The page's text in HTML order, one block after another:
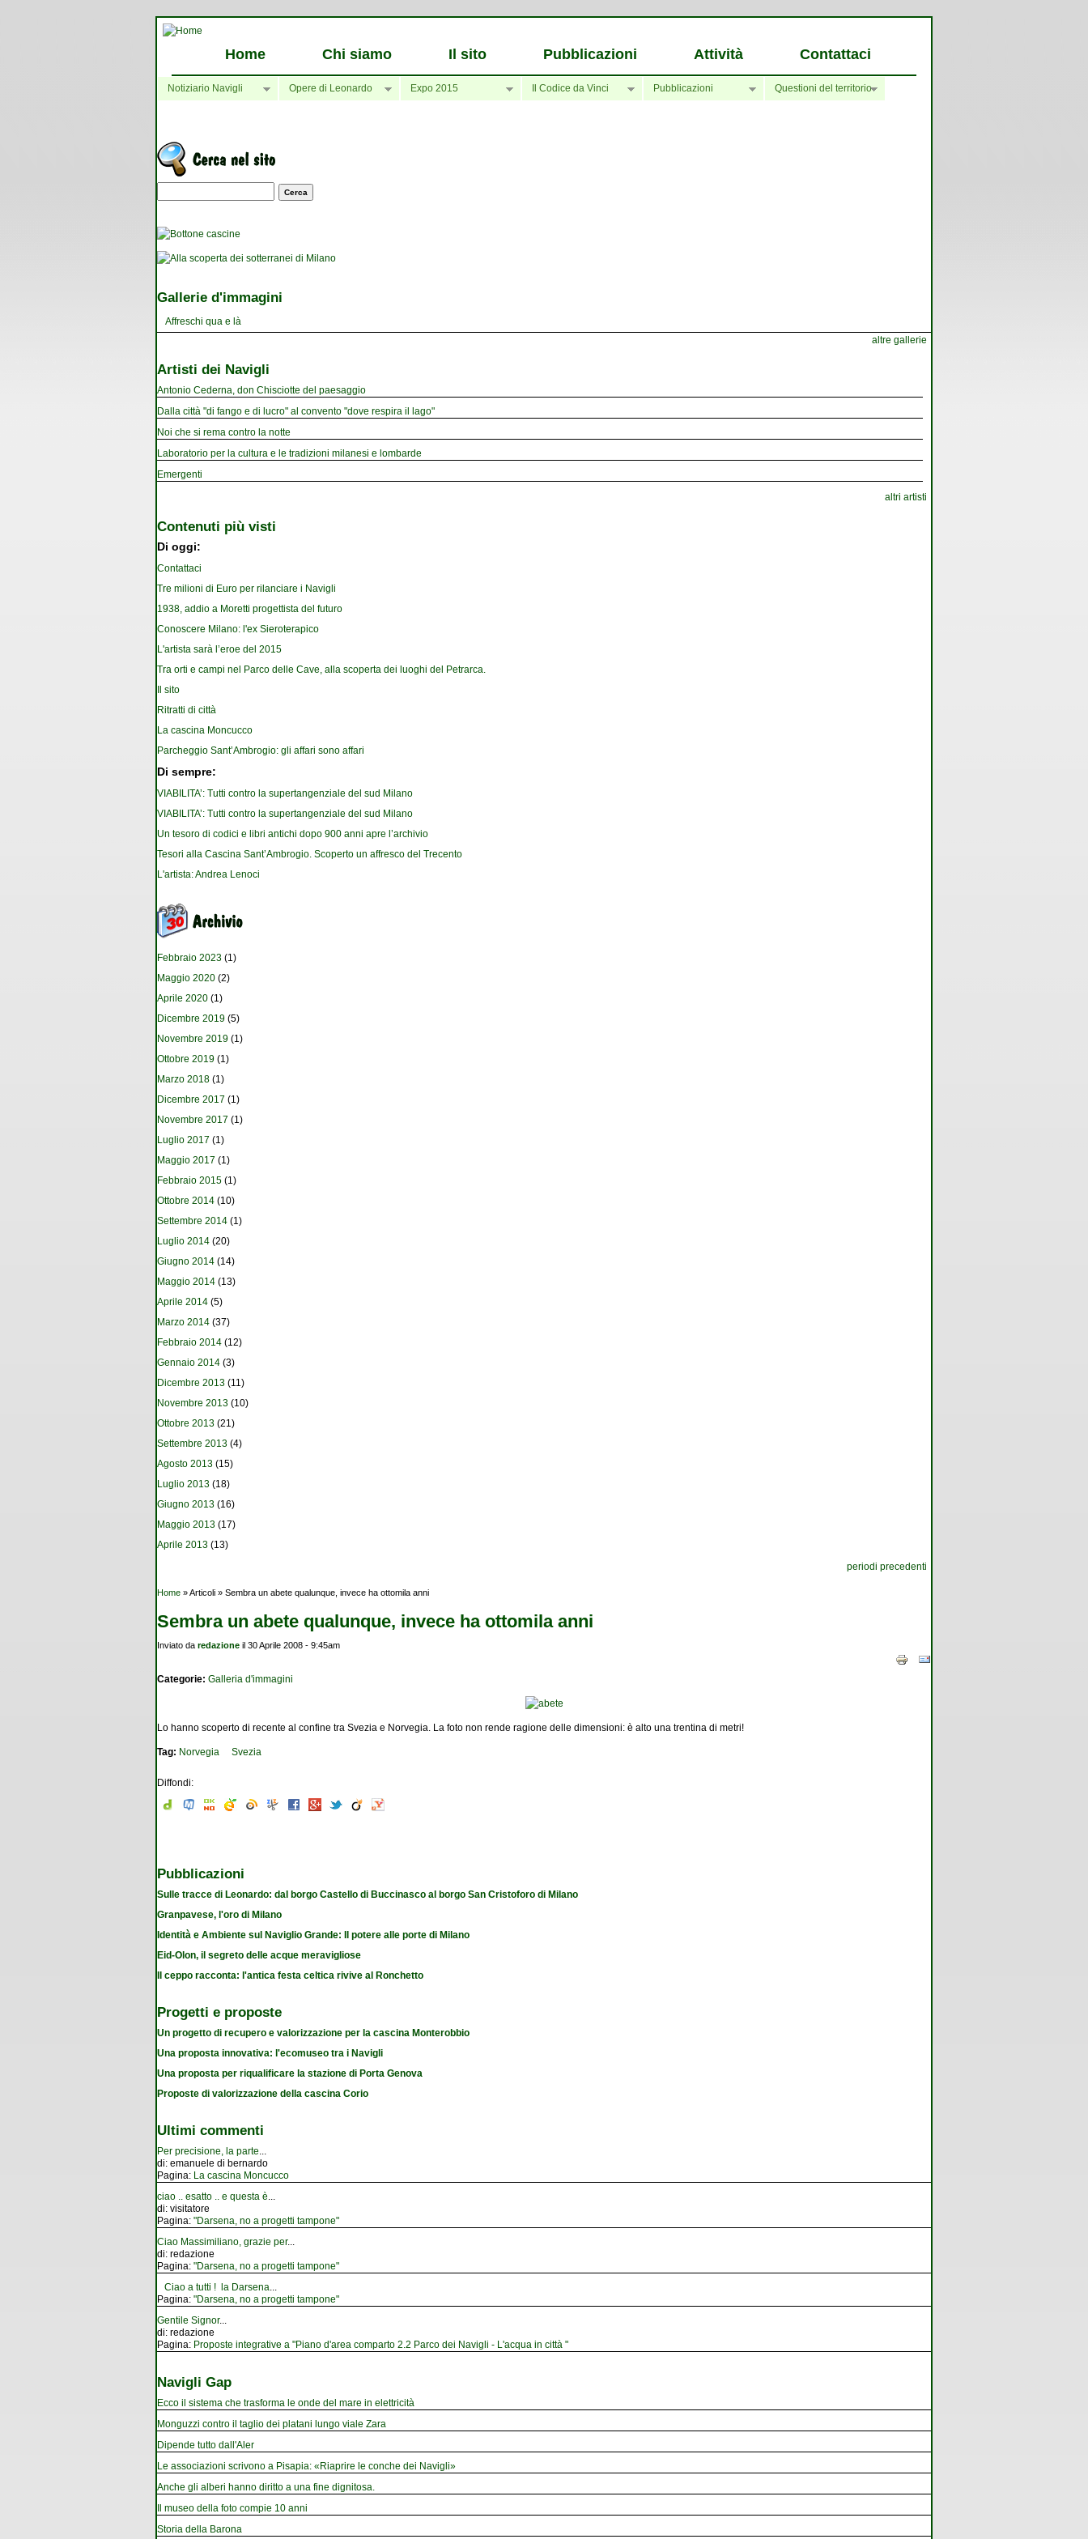
Home Chi siamo Il sito Pubblicazioni Attività Contattaci
Notiziario Navigli Opere di Leonardo Expo 2015 Il Codice da Vinci Pubblicazioni Questioni del territorio
Maschera di ricerca
Gallerie d'immagini
Affreschi qua e là
altre gallerie
Artisti dei Navigli
Antonio Cederna, don Chisciotte del paesaggio
Dalla città "di fango e di lucro" al convento "dove respira il lago"
Noi che si rema contro la notte
Laboratorio per la cultura e le tradizioni milanesi e lombarde
Emergenti
altri artisti
Contenuti più visti
Di oggi:
Contattaci
Tre milioni di Euro per rilanciare i Navigli
1938, addio a Moretti progettista del futuro
Conoscere Milano: l'ex Sieroterapico
L'artista sarà l’eroe del 2015
Tra orti e campi nel Parco delle Cave, alla scoperta dei luoghi del Petrarca.
Il sito
Ritratti di città
La cascina Moncucco
Parcheggio Sant’Ambrogio: gli affari sono affari
Di sempre:
VIABILITA’: Tutti contro la supertangenziale del sud Milano
VIABILITA’: Tutti contro la supertangenziale del sud Milano
Un tesoro di codici e libri antichi dopo 900 anni apre l’archivio
Tesori alla Cascina Sant’Ambrogio. Scoperto un affresco del Trecento
L'artista: Andrea Lenoci
Febbraio 2023 (1)
Maggio 2020 (2)
Aprile 2020 (1)
Dicembre 2019 (5)
Novembre 2019 (1)
Ottobre 2019 (1)
Marzo 2018 (1)
Dicembre 2017 (1)
Novembre 2017 (1)
Luglio 2017 (1)
Maggio 2017 (1)
Febbraio 2015 (1)
Ottobre 2014 (10)
Settembre 2014 (1)
Luglio 2014 (20)
Giugno 2014 (14)
Maggio 2014 (13)
Aprile 2014 (5)
Marzo 2014 (37)
Febbraio 2014 (12)
Gennaio 2014 (3)
Dicembre 2013 (11)
Novembre 2013 (10)
Ottobre 2013 (21)
Settembre 2013 (4)
Agosto 2013 (15)
Luglio 2013 (18)
Giugno 2013 (16)
Maggio 2013 (17)
Aprile 2013 (13)
periodi precedenti
Tu sei qui
Home » Articoli » Sembra un abete qualunque, invece ha ottomila anni
Sembra un abete qualunque, invece ha ottomila anni
Inviato da redazione il 30 Aprile 2008 - 9:45am
Categorie: Galleria d'immagini
Lo hanno scoperto di recente al confine tra Svezia e Norvegia. La foto non rende ragione delle dimensioni: è alto una trentina di metri!
Tag: Norvegia Svezia
Diffondi:
Pubblicazioni
Sulle tracce di Leonardo: dal borgo Castello di Buccinasco al borgo San Cristoforo di Milano
Granpavese, l'oro di Milano
Identità e Ambiente sul Naviglio Grande: Il potere alle porte di Milano
Eid-Olon, il segreto delle acque meravigliose
Il ceppo racconta: l'antica festa celtica rivive al Ronchetto
Progetti e proposte
Un progetto di recupero e valorizzazione per la cascina Monterobbio
Una proposta innovativa: l'ecomuseo tra i Navigli
Una proposta per riqualificare la stazione di Porta Genova
Proposte di valorizzazione della cascina Corio
Ultimi commenti
Per precisione, la parte
di: emanuele di bernardo
Pagina: La cascina Moncucco
ciao .. esatto .. e questa è
di: visitatore
Pagina: "Darsena, no a progetti tampone"
Ciao Massimiliano, grazie per...
di: redazione
Pagina: "Darsena, no a progetti tampone"
Ciao a tutti ! la Darsena
Pagina: "Darsena, no a progetti tampone"
Gentile Signor...
di: redazione
Pagina: Proposte integrative a "Piano d'area comparto 2.2 Parco dei Navigli - L'acqua in città "
Navigli Gap
Ecco il sistema che trasforma le onde del mare in elettricità
Monguzzi contro il taglio dei platani lungo viale Zara
Dipende tutto dall'Aler
Le associazioni scrivono a Pisapia: «Riaprire le conche dei Navigli»
Anche gli alberi hanno diritto a una fine dignitosa.
Il museo della foto compie 10 anni
Storia della Barona